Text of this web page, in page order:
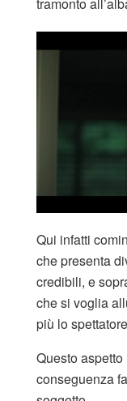
Qui infatti
che presenta
credibili, e
che si voglia
più lo
Questo
conseguenza